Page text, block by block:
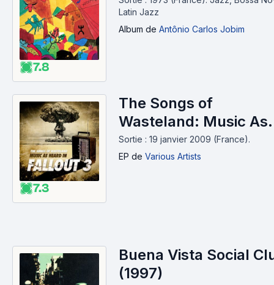
7.8
Latin Jazz
Album de Antônio Carlos Jobim
7.3
The Songs of
Wasteland: Music As
Heard in Fallout 3 -
(EP) (2009)
Sortie : 19 janvier 2009 (France).
EP de Various Artists
Buena Vista Social
(1997)